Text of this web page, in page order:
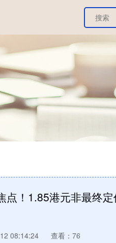
！1.85港元非最终
08:14:24 查看：76